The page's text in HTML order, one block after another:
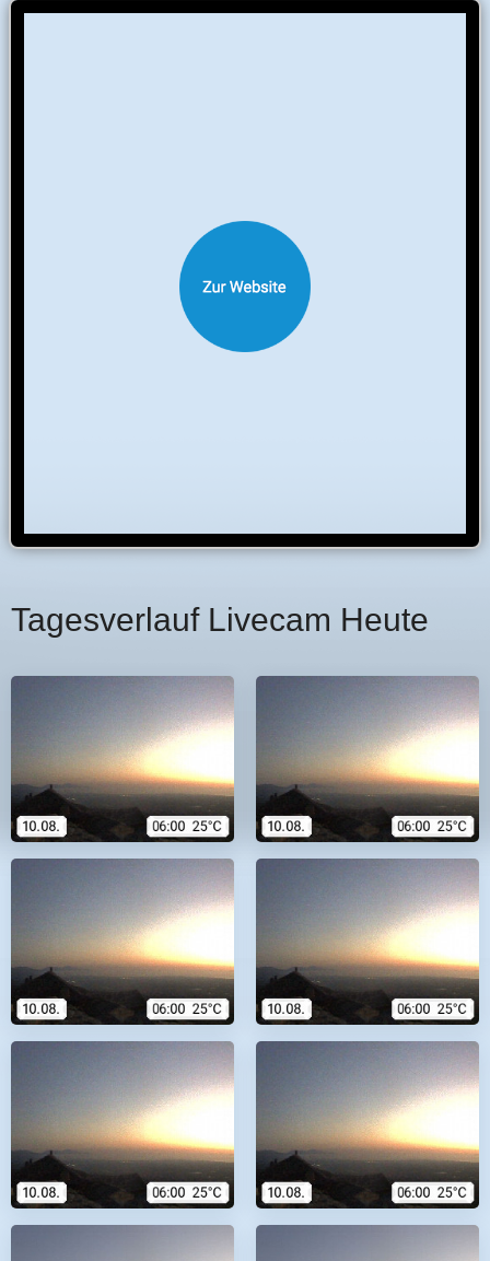
Tagesverlauf Livecam Heute